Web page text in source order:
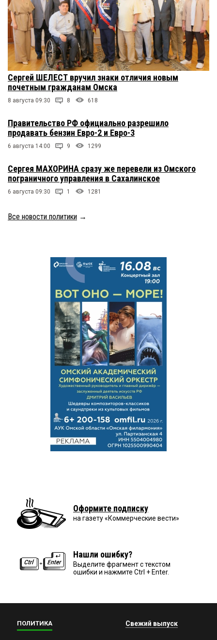
Сергей ШЕЛЕСТ вручил знаки отличия новым
почетным гражданам Омска
8 августа 09:30 8 618
Правительство РФ официально разрешило
продавать бензин Евро-2 и Евро-3
6 августа 14:00 9 1299
Сергея МАХОРИНА сразу же перевели из Омского
пограничного управления в Сахалинское
6 августа 09:30 1 1281
Все новости политики →
Оформите подписку
на газету «Коммерческие вести»
Нашли ошибку?
Выделите фрагмент с текстом
ошибки и нажмите Ctrl + Enter.
ПОЛИТИКА Свежий выпуск